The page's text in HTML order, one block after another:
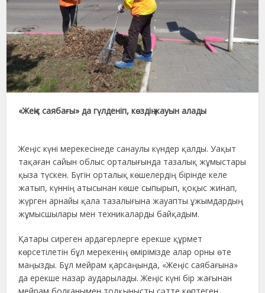
«Жеңіс саябағы» да гүлденіп, көздің жауын алады
Жеңіс күні мерекесінеде санаулы күндер қалды. Уақыт
тақаған сайын облыс орталығында тазалық жұмыстары
қыза түскен. Бүгін орталық көшелердің бірінде келе
жатып, күннің атысынан көше сыпырып, қоқыс жинап,
жүрген арнайы қала тазалығына жауапты ұжымдардың
жұмысшылары мен техникаларды байқадым.
Қатары сиреген ардагерлерге ерекше құрмет
көрсетілетін бұл мерекенің өмірімізде алар орны өте
маңызды. Бұл мейрам қарсаңында, «Жеңіс саябағына»
да ерекше назар аударылады. Жеңіс күні бір жағынан